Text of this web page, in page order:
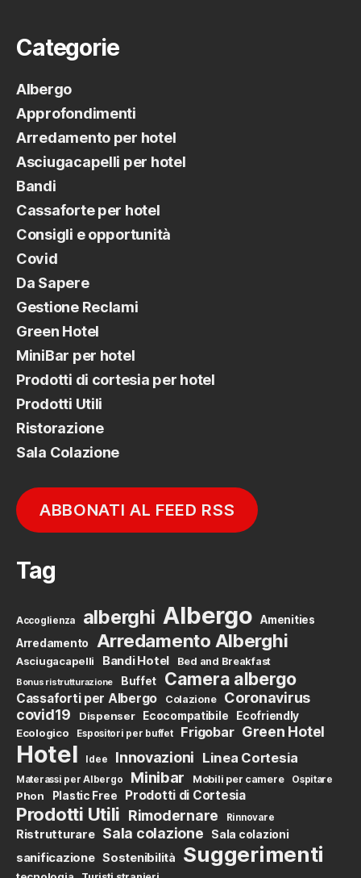
Categorie
Albergo
Approfondimenti
Arredamento per hotel
Asciugacapelli per hotel
Bandi
Cassaforte per hotel
Consigli e opportunità
Covid
Da Sapere
Gestione Reclami
Green Hotel
MiniBar per hotel
Prodotti di cortesia per hotel
Prodotti Utili
Ristorazione
Sala Colazione
ABBONATI AL FEED RSS
Tag
Accoglienza alberghi Albergo
Amenities
Arredamento
Arredamento Alberghi
Asciugacapelli Bandi Hotel Bed and Breakfast
Bonus ristrutturazione Buffet Camera albergo
Cassaforti per Albergo Colazione
Coronavirus
covid19
Dispenser Ecocompatibile
Ecofriendly
Ecologico
Espositori per buffet Frigobar Green Hotel
Hotel Idee Innovazioni Linea Cortesia
Materassi per Albergo Minibar Mobili per camere Ospitare
Phon Plastic Free Prodotti di Cortesia
Prodotti Utili Rimodernare Rinnovare
Ristrutturare Sala colazione Sala colazioni
sanificazione Sostenibilità Suggerimenti